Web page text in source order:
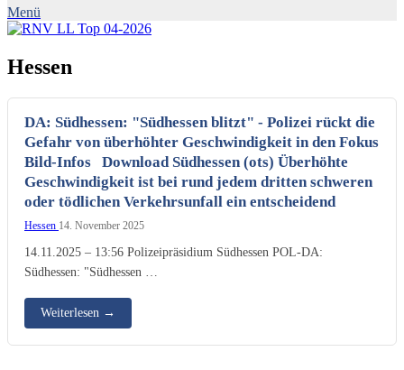
Hessen
DA: Südhessen: "Südhessen blitzt" - Polizei rückt die
Gefahr von überhöhter Geschwindigkeit in den Fokus
Bild-Infos Download Südhessen (ots) Überhöhte
Geschwindigkeit ist bei rund jedem dritten schweren
oder tödlichen Verkehrsunfall ein entscheidend
Hessen 14. November 2025
14.11.2025 – 13:56 Polizeipräsidium Südhessen POL-DA:
Südhessen: "Südhessen …
Weiterlesen →